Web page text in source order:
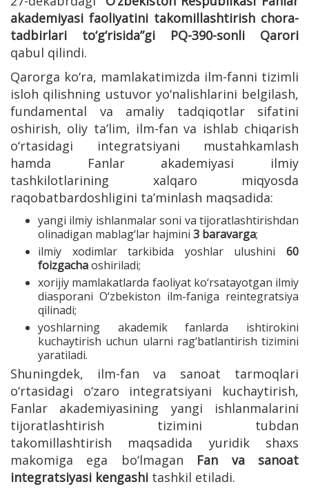
akademiyasi faoliyatini takomillashtirish chora-
tadbirlari to‘g‘risida”gi PQ-390-sonli Qarori
qabul qilindi.
Qarorga ko‘ra, mamlakatimizda ilm-fanni tizimli
isloh qilishning ustuvor yo‘nalishlarini belgilash,
fundamental va amaliy tadqiqotlar sifatini
oshirish, oliy taʼlim, ilm-fan va ishlab chiqarish
o‘rtasidagi integratsiyani mustahkamlash
hamda Fanlar akademiyasi ilmiy
tashkilotlarining xalqaro miqyosda
raqobatbardoshligini taʼminlash maqsadida:
yangi ilmiy ishlanmalar soni va tijoratlashtirishdan
olinadigan mablag‘lar hajmini 3 baravarga;
ilmiy xodimlar tarkibida yoshlar ulushini 60
foizgachaoshiriladi;
xorijiy mamlakatlarda faoliyat ko‘rsatayotgan ilmiy
diasporani O‘zbekiston ilm-faniga reintegratsiya
qilinadi;
yoshlarning akademik fanlarda ishtirokini
kuchaytirish uchun ularni rag‘batlantirish tizimini
yaratiladi.
Shuningdek, ilm-fan va sanoat tarmoqlari
o‘rtasidagi o‘zaro integratsiyani kuchaytirish,
Fanlar akademiyasining yangi ishlanmalarini
tijoratlashtirish tizimini tubdan
takomillashtirish maqsadida yuridik shaxs
makomiga ega bo‘lmagan Fan va sanoat
integratsiyasi kengashi tashkil etiladi.